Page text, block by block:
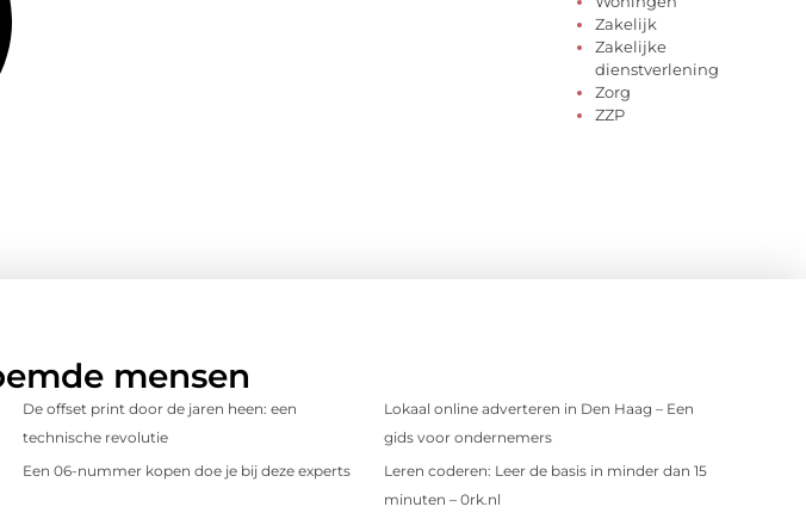
Zakelijk
Zakelijke
dienstverlening
Zorg
ZZP
mensen
De offset print door de jaren heen: een
technische revolutie
Lokaal online adverteren in Den Haag – Een
gids voor ondernemers
Een 06-nummer kopen doe je bij deze experts
Leren coderen: Leer de basis in minder dan 15
minuten – 0rk.nl